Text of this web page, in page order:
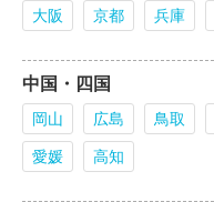
大阪 京都 兵庫
中国・四国
岡山 広島 鳥取
愛媛
高知